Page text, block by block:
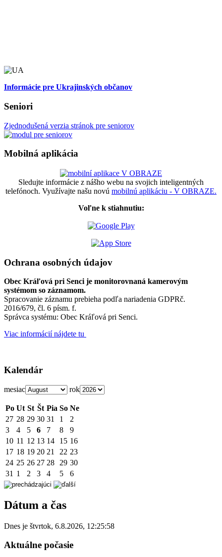
Informácie pre Ukrajinských občanov
Seniori
Zjednodušená verzia stránok pre seniorov
Mobilná aplikácia
Sledujte informácie z nášho webu na svojich inteligentných
telefónoch. Využívajte našu novú mobilnú aplikáciu - V OBRAZE.
Voľne k stiahnutiu:
Ochrana osobných údajov
Obec Kráľová pri Senci je monitorovnaná kamerovým
systémom so záznamom.
Spracovanie záznamu prebieha podľa nariadenia GDPRč.
2016/679, čl. 6 písm. f.
Správca systému: Obec Kráľová pri Senci.
Viac informácií nájdete tu
Kalendár
mesiac rok
Po Ut St Št Pia So Ne
27 28 29 30 31 1
2
3
4 5 6 7 8
9
10 11 12 13 14 15 16
17 18 19 20 21 22 23
24 25 26 27 28 29 30
31 1 2 3 4 5 6
Dátum a čas
Dnes je štvrtok, 6.8.2026, 12:25:58
Aktuálne počasie